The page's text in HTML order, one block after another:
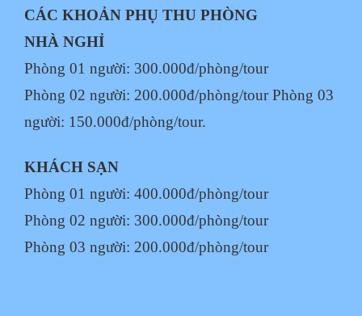
CÁC KHOẢN PHỤ THU PHÒNG
NHÀ NGHỈ
Phòng 01 người: 300.000đ/phòng/tour
Phòng 02 người: 200.000đ/phòng/tourPhòng 03
người: 150.000đ/phòng/tour.
KHÁCH SẠN
Phòng 01 người: 400.000đ/phòng/tour
Phòng 02 người: 300.000đ/phòng/tour
Phòng 03 người: 200.000đ/phòng/tour